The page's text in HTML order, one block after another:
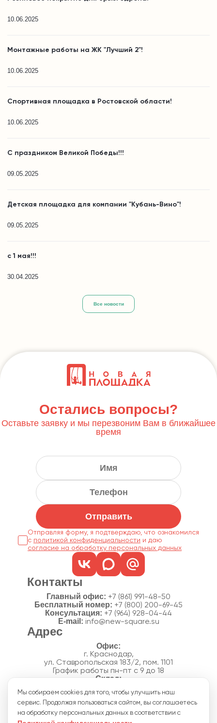
10.06.2025
Монтажные работы на ЖК "Лучший 2"!
10.06.2025
Спортивная площадка в Ростовской области!
10.06.2025
С праздником Великой Победы!!!
09.05.2025
Детская площадка для компании "Кубань-Вино"!
09.05.2025
с 1 мая!!!
30.04.2025
Все новости
Остались вопросы?
Оставьте заявку и мы перезвоним Вам в ближайшее
время
Отправить
Отправляя форму, я подтверждаю, что ознакомился
с политикой конфиденциальности
согласие на обработку персональных данных
Контакты
Главный офис: +7 (861) 991-48-50
Бесплатный номер: +7 (800) 200-69-45
Консультация: +7 (964) 928-04-44
E-mail: info@new-square.su
Адрес
г. Краснодар,
ул. Ставропольская 183/2, пом. 1101
График работы пн-пт с 9 до 18
п. Новознаменский, ул.Производственная, 15
График работы склада пн-пт с 8 до 18
Акции
Мы собираем cookies для того, чтобы улучшить наш
сервис. Продолжая пользоваться сайтом, вы соглашаетесь
на обработку персональных данных в соответствии с